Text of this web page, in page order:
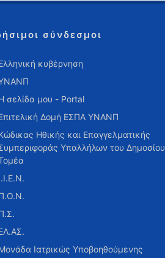
σύνδεσμοι
κυβέρνηση
σελίδα μου - Portal
Δομή ΕΣΠΑ ΥΝΑΝΠ
Ηθικής και Επαγγελματικής
Υπαλλήλων του Δημοσίου
Ιατρικώς Υποβοηθούμενης